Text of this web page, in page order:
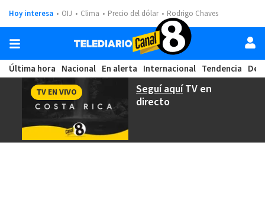
Hoy interesa OIJ Clima Precio del dólar Rodrigo Chaves
Última hora Nacional En alerta Internacional Tendencia
Seguí aquíTV en
directo
TV EN VIVO